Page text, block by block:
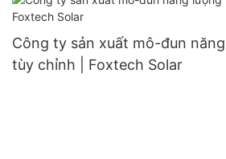
Công ty sản xuất mô-đun
tùy chỉnh | Foxtech Solar